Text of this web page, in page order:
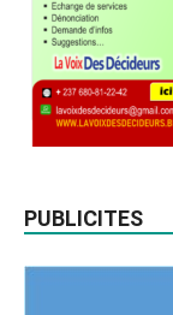
PUBLICITES